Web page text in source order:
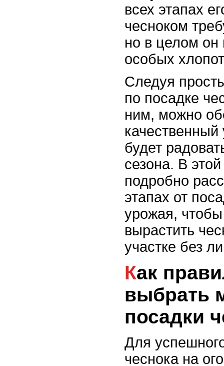
всех этапах
чесноком
но в целом он
особых
Следуя
по посадке
ним, можно
будет
сезона. В
подробно
этапах от
урожая,
вырастить
участке без
Как правильно
выбрать
посадки
Для
чеснока на